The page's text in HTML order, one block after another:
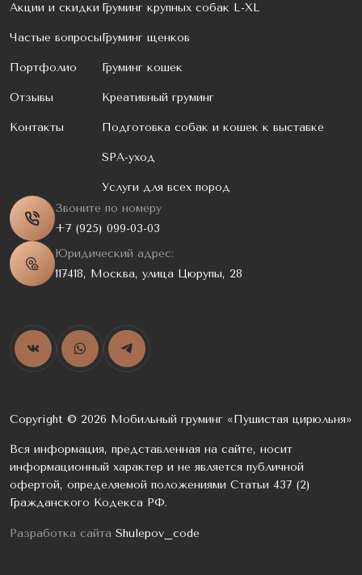
Акции и скидки
Частые вопросы
Портфолио
Отзывы
Контакты
Груминг крупных собак L-XL
Груминг щенков
Груминг кошек
Креативный груминг
Подготовка собак и кошек к выставке
SPA-уход
Услуги для всех пород
Звоните по номеру
+7 (925) 099-03-03
Юридический адрес:
117418, Москва, улица Цюрупы, 28
Copyright © 2026 Мобильный груминг «Пушистая цирюльня»
Вся информация, представленная на сайте, носит
информационный характер и не является публичной
офертой, определяемой положениями Статьи 437 (2)
Гражданского Кодекса РФ.
Разработка сайта Shulepov_code